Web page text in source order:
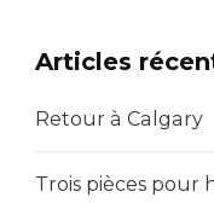
Articles
Retour à Calgary
Trois pièces pour